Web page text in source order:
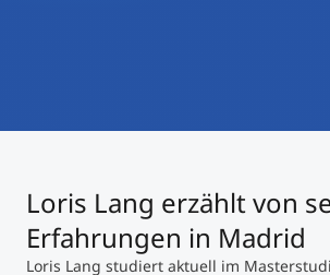
Micro Credentials
Masterclasses
Loris Lang erzählt von
Erfahrungen in Madrid
Loris Lang studiert aktuell im